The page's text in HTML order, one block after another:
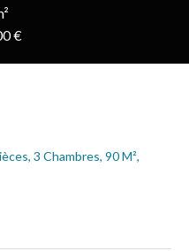
€
3 Chambres, 90 M²,